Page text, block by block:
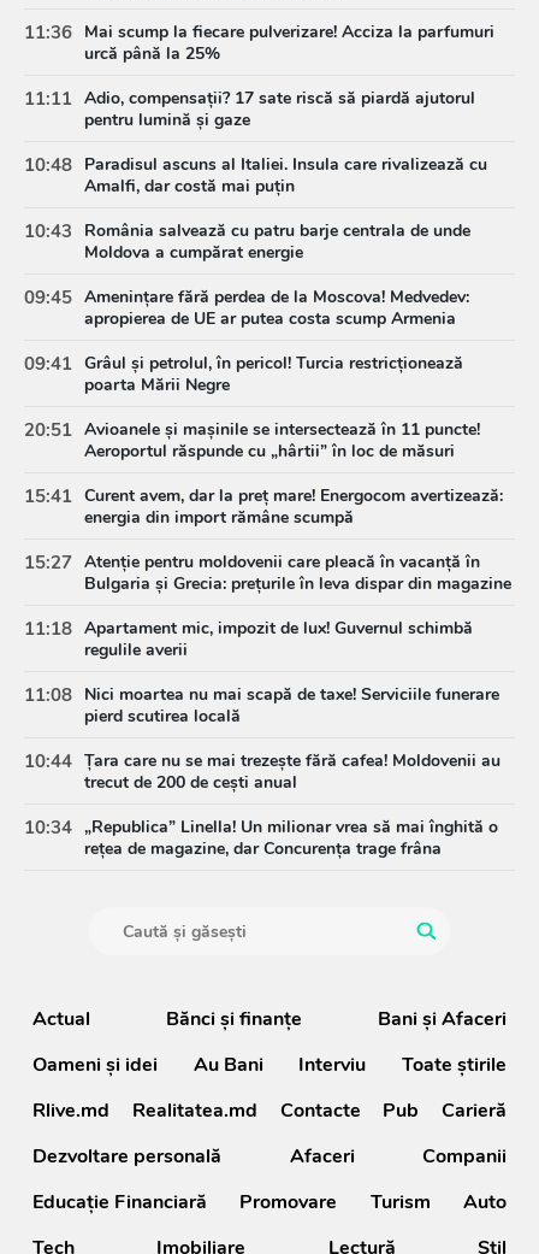
11:36 Mai scump la fiecare pulverizare! Acciza la parfumuri
urcă până la 25%
11:11 Adio, compensații? 17 sate riscă să piardă ajutorul
pentru lumină și gaze
10:48 Paradisul ascuns al Italiei. Insula care rivalizează cu
Amalfi, dar costă mai puțin
10:43
România salvează cu patru barje centrala de unde
Moldova a cumpărat energie
09:45 Amenințare fără perdea de la Moscova! Medvedev:
apropierea de UE ar putea costa scump Armenia
09:41 Grâul și petrolul, în pericol! Turcia restricționează
poarta Mării Negre
20:51 Avioanele și mașinile se intersectează în 11 puncte!
Aeroportul răspunde cu „hârtii” în loc de măsuri
15:41 Curent avem, dar la preț mare! Energocom avertizează:
energia din import rămâne scumpă
15:27 Atenție pentru moldovenii care pleacă în vacanță în
Bulgaria și Grecia: prețurile în leva dispar din magazine
11:18 Apartament mic, impozit de lux! Guvernul schimbă
regulile averii
11:08 Nici moartea nu mai scapă de taxe! Serviciile funerare
pierd scutirea locală
10:44 Țara care nu se mai trezește fără cafea! Moldovenii au
trecut de 200 de cești anual
10:34 „Republica” Linella! Un milionar vrea să mai înghită o
rețea de magazine, dar Concurența trage frâna
Actual Bănci şi finanţe
Bani și Afaceri
Oameni şi idei
Au Bani Interviu
Toate știrile
Rlive.md
Realitatea.md Contacte Pub
Carieră
Dezvoltare personală
Afaceri
Companii
Educație Financiară
Promovare Turism
Auto
Tech
Imobiliare Lectură Stil